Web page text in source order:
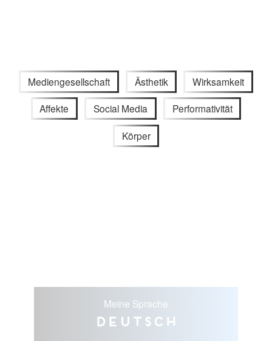
Mediengesellschaft Ästhetik Wirksamkeit
Affekte Social Media Performativität
Körper
Meine Sprache
Deutsch